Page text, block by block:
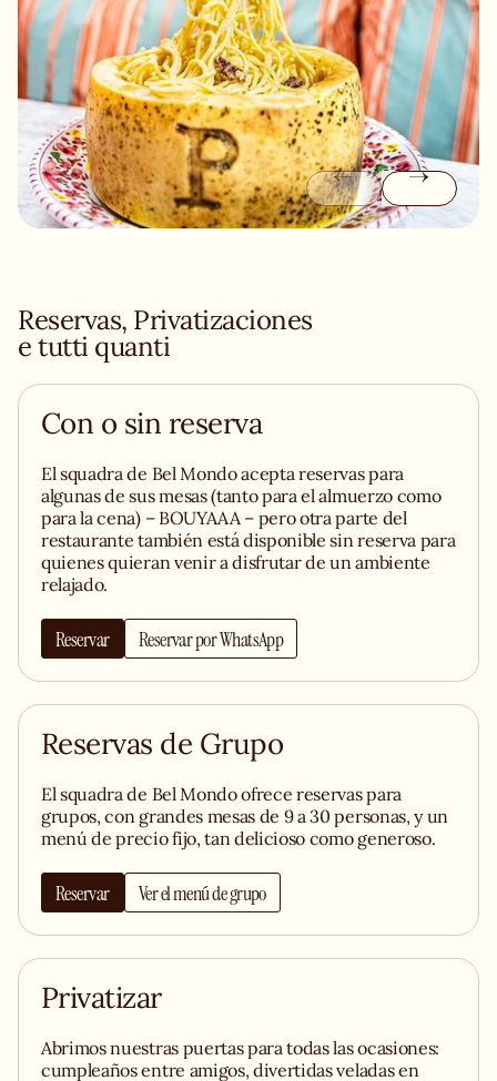
Con o sin reserva, para comer, cenar, tomar un cóctel,
compartir antipasti, probar nuestra pasta fresca o
terminar con un dolce casero, Bel Mondo te espera en
Calle de Velázquez 39, 28001 Madrid. Una trattoria italiana
vibrante, una pizzería napolitana generosa y un
restaurante italiano en el barrio de Salamanca donde cada
visita sabe a Italia.
Reservas, Privatizaciones
e tutti quanti
Con o sin reserva
El squadra de Bel Mondo acepta reservas para
algunas de sus mesas (tanto para el almuerzo como
para la cena) – BOUYAAA – pero otra parte del
restaurante también está disponible sin reserva para
quienes quieran venir a disfrutar de un ambiente
relajado.
Reservar Reservar por WhatsApp
Reservas de Grupo
El squadra de Bel Mondo ofrece reservas para
grupos, con grandes mesas de 9 a 30 personas, y un
menú de precio fijo, tan delicioso como generoso.
Reservar Ver el menú de grupo
Privatizar
Abrimos nuestras puertas para todas las ocasiones:
cumpleaños entre amigos, divertidas veladas en